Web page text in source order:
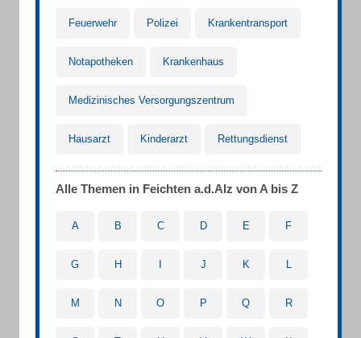
Feuerwehr Polizei Krankentransport
Notapotheken Krankenhaus
Medizinisches Versorgungszentrum
Hausarzt Kinderarzt Rettungsdienst
Alle Themen in Feichten a.d.Alz von A bis Z
A B C D E F
G H J K L
M N O P Q R